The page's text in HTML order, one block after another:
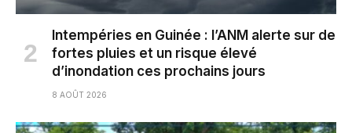
Intempéries en Guinée : l’ANM alerte sur de
fortes pluies et un risque élevé
d’inondation ces prochains jours
8 AOÛT 2026